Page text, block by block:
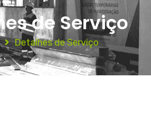
de Serviço
Detalhes de Serviço